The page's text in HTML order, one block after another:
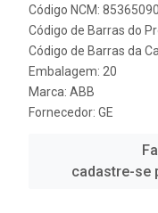
Código NCM: 85365090
Código de Barras do
Código de Barras da
Embalagem: 20
Marca: ABB
Fornecedor: GE
cadastre-se